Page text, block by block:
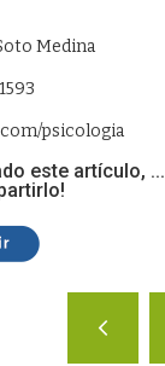
Medina
psicologia
este artículo, ...